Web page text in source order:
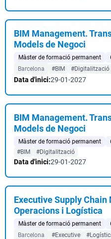
BIM Management.
Models de Negoci
Màster de formació permanent
Barcelona
#BIM #Digitalització
Data d'inici:29-01-2027
BIM Management.
Models de Negoci
Màster de formació permanent
#BIM
#Digitalització
Data d'inici:29-01-2027
Executive Supply Chain
Operacions i Logística
Màster de formació permanent
Barcelona
#Executive